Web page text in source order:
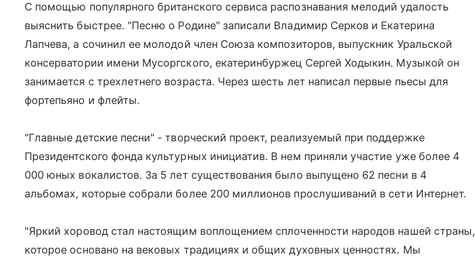
С помощью популярного британского сервиса распознавания мелодий удалость
выяснить быстрее. "Песню о Родине" записали Владимир Серков и Екатерина
Лапчева, а сочинил ее молодой член Союза композиторов, выпускник Уральской
консерватории имени Мусоргского, екатеринбуржец Сергей Ходыкин. Музыкой он
занимается с трехлетнего возраста. Через шесть лет написал первые пьесы для
фортепьяно и флейты.
"Главные детские песни" - творческий проект, реализуемый при поддержке
Президентского фонда культурных инициатив. В нем приняли участие уже более 4
000 юных вокалистов. За 5 лет существования было выпущено 62 песни в 4
альбомах, которые собрали более 200 миллионов прослушиваний в сети Интернет.
"Яркий хоровод стал настоящим воплощением сплоченности народов нашей страны,
которое основано на вековых традициях и общих духовных ценностях. Мы